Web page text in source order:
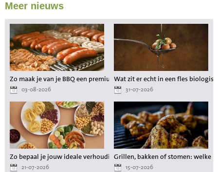
Meer nieuws
Zo maak je van je BBQ een premium maaltijd zonder gedoe
03-08-2026
Wat zit er echt in een fles
31-07-2026
Zo bepaal je jouw ideale verhouding aan voedingsstoffen tijdens het
21-07-2026
Grillen, bakken of stomen: welke
15-07-2026